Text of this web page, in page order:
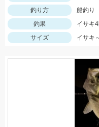
釣り方
船釣り
釣果
イサキ
サイズ
イサキ